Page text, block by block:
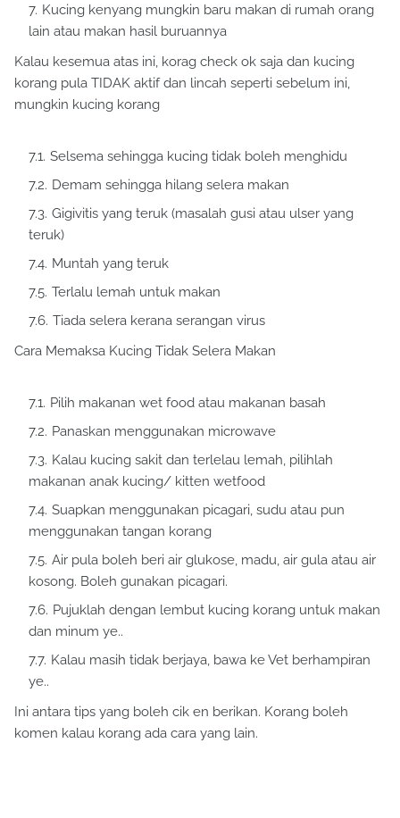
Kucing kenyang mungkin baru makan di rumah orang
lain atau makan hasil buruannya
Kalau kesemua atas ini, korag check ok saja dan kucing
korang pula TIDAK aktif dan lincah seperti sebelum ini,
mungkin kucing korang
Selsema sehingga kucing tidak boleh menghidu
Demam sehingga hilang selera makan
Gigivitis yang teruk (masalah gusi atau ulser yang
teruk)
Muntah yang teruk
Terlalu lemah untuk makan
Tiada selera kerana serangan virus
Cara Memaksa Kucing Tidak Selera Makan
Pilih makanan wet food atau makanan basah
Panaskan menggunakan microwave
Kalau kucing sakit dan terlelau lemah, pilihlah
makanan anak kucing/ kitten wetfood
Suapkan menggunakan picagari, sudu atau pun
menggunakan tangan korang
Air pula boleh beri air glukose, madu, air gula atau air
kosong. Boleh gunakan picagari.
Pujuklah dengan lembut kucing korang untuk makan
dan minum ye..
Kalau masih tidak berjaya, bawa ke Vet berhampiran
ye..
Ini antara tips yang boleh cik en berikan. Korang boleh
komen kalau korang ada cara yang lain.